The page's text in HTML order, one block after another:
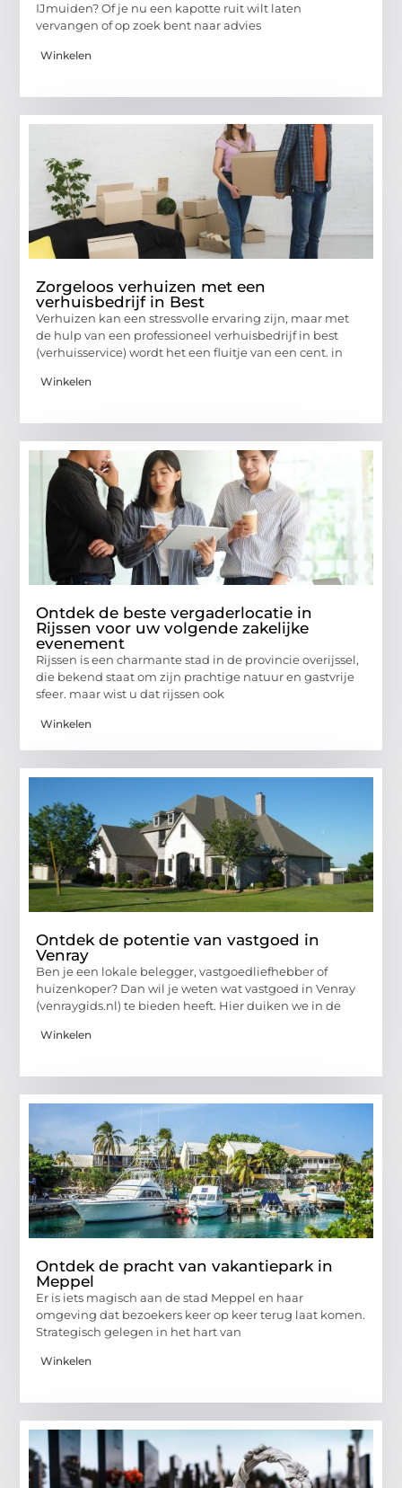
IJmuiden? Of je nu een kapotte ruit wilt laten
vervangen of op zoek bent naar advies
Winkelen
Zorgeloos verhuizen met een
verhuisbedrijf in Best
Verhuizen kan een stressvolle ervaring zijn, maar met
de hulp van een professioneel verhuisbedrijf in best
(verhuisservice) wordt het een fluitje van een cent. in
Winkelen
Ontdek de beste vergaderlocatie in
Rijssen voor uw volgende zakelijke
evenement
Rijssen is een charmante stad in de provincie overijssel,
die bekend staat om zijn prachtige natuur en gastvrije
sfeer. maar wist u dat rijssen ook
Winkelen
Ontdek de potentie van vastgoed in
Venray
Ben je een lokale belegger, vastgoedliefhebber of
huizenkoper? Dan wil je weten wat vastgoed in Venray
(venraygids.nl) te bieden heeft. Hier duiken we in de
Winkelen
Ontdek de pracht van vakantiepark in
Meppel
Er is iets magisch aan de stad Meppel en haar
omgeving dat bezoekers keer op keer terug laat komen.
Strategisch gelegen in het hart van
Winkelen